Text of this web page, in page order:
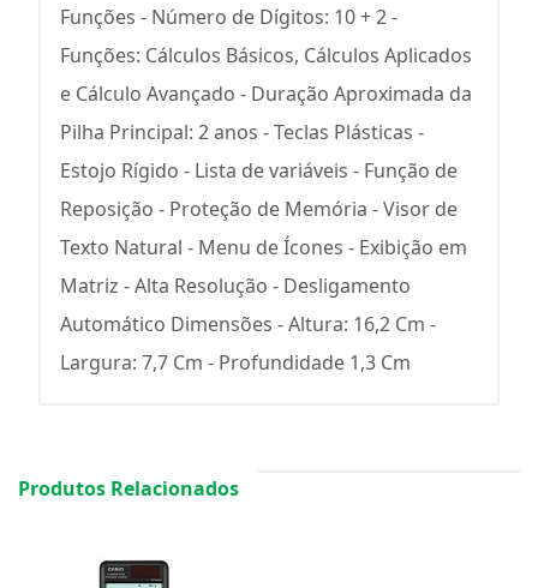
Funções - Número de Dígitos: 10 + 2 -
Funções: Cálculos Básicos, Cálculos Aplicados
e Cálculo Avançado - Duração Aproximada da
Pilha Principal: 2 anos - Teclas Plásticas -
Estojo Rígido - Lista de variáveis - Função de
Reposição - Proteção de Memória - Visor de
Texto Natural - Menu de Ícones - Exibição em
Matriz - Alta Resolução - Desligamento
Automático Dimensões - Altura: 16,2 Cm -
Largura: 7,7 Cm - Profundidade 1,3 Cm
Produtos Relacionados